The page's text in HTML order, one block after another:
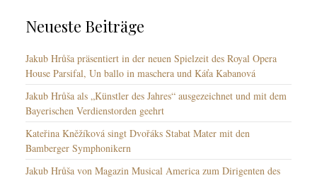
Neueste Beiträge
Jakub Hrůša präsentiert in der neuen Spielzeit des Royal Opera
House Parsifal, Un ballo in maschera und Káťa Kabanová
Jakub Hrůša als „Künstler des Jahres“ ausgezeichnet und mit dem
Bayerischen Verdienstorden geehrt
Kateřina Kněžíková singt Dvořáks Stabat Mater mit den
Bamberger Symphonikern
Jakub Hrůša von Magazin Musical America zum Dirigenten des